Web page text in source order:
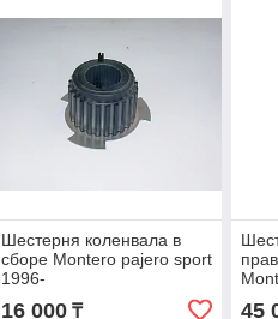
Шестерня коленвала в
сборе Montero pajero sport
1996-
16 000₸ 45